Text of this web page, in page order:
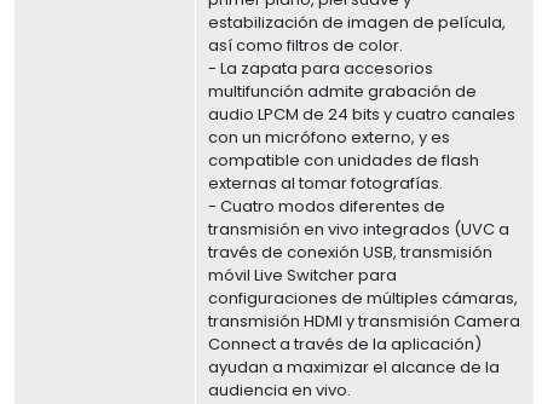
estabilización de imagen de película,
así como filtros de color.
- La zapata para accesorios
multifunción admite grabación de
audio LPCM de 24 bits y cuatro canales
con un micrófono externo, y es
compatible con unidades de flash
externas al tomar fotografías.
- Cuatro modos diferentes de
transmisión en vivo integrados (UVC a
través de conexión USB, transmisión
móvil Live Switcher para
configuraciones de múltiples cámaras,
transmisión HDMI y transmisión Camera
Connect a través de la aplicación)
ayudan a maximizar el alcance de la
audiencia en vivo.